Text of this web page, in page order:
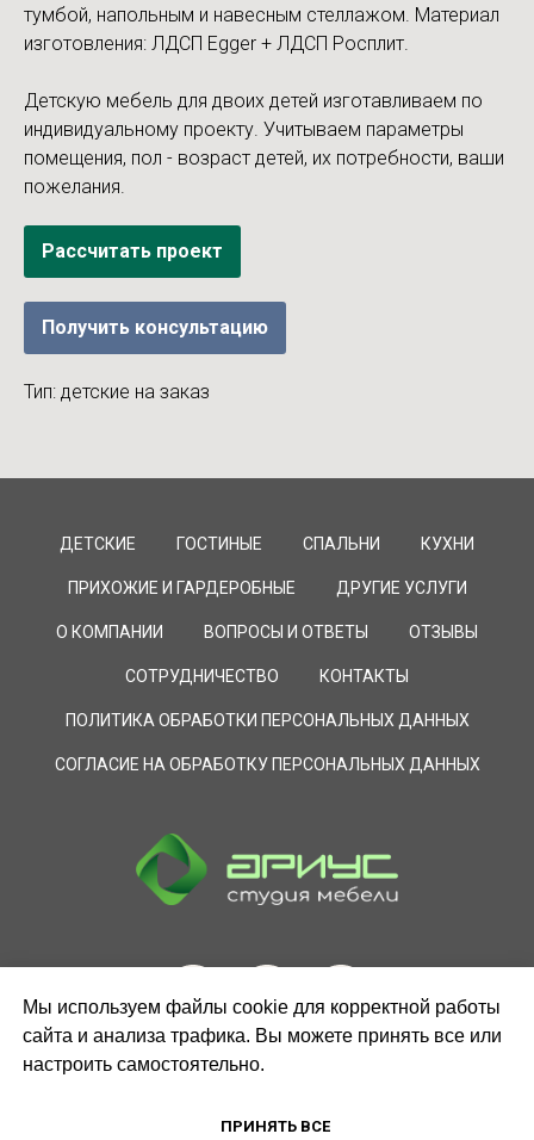
тумбой, напольным и навесным стеллажом. Материал
изготовления: ЛДСП Egger + ЛДСП Росплит.
Детскую мебель для двоих детей изготавливаем по
индивидуальному проекту. Учитываем параметры
помещения, пол - возраст детей, их потребности, ваши
пожелания.
Рассчитать проект
Получить консультацию
Тип: детские на заказ
ДЕТСКИЕ ГОСТИНЫЕ СПАЛЬНИ КУХНИ
ПРИХОЖИЕ И ГАРДЕРОБНЫЕ ДРУГИЕ УСЛУГИ
О КОМПАНИИ ВОПРОСЫ И ОТВЕТЫ ОТЗЫВЫ
СОТРУДНИЧЕСТВО КОНТАКТЫ
ПОЛИТИКА ОБРАБОТКИ ПЕРСОНАЛЬНЫХ ДАННЫХ
СОГЛАСИЕ НА ОБРАБОТКУ ПЕРСОНАЛЬНЫХ ДАННЫХ
Мы используем файлы cookie для корректной работы
сайта и анализа трафика. Вы можете принять все или
настроить самостоятельно.
ПРИНЯТЬ ВСЕ